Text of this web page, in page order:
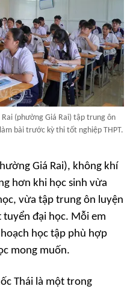
(phường Giá Rai) tập trung ôn
bài trước kỳ thi tốt nghiệp THPT.
Giá Rai), không khí
hơn khi học sinh vừa
vừa tập trung ôn luyện
đại học. Mỗi em
học tập phù hợp
mong muốn.
Thái là một trong